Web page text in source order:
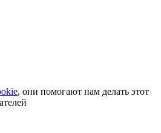
, они помогают нам делать этот